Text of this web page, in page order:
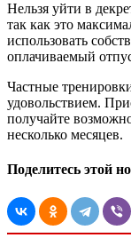
Нельзя уйти в
так как это
использовать
оплачиваемый
Частные
удовольствием.
получайте
несколько месяцев.
Поделитесь этой